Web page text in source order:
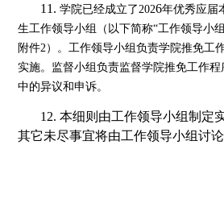
11.学院已经成立了 2026年优秀应届
生工作领导小组（以下简称“工作领导小
附件2）。工作领导小组负责学院推免工
实施。监督小组负责监督学院推免工作
中的异议和申诉。
12.本细则由工作领导小组制定
其它未尽事宜将由工作领导小组讨论